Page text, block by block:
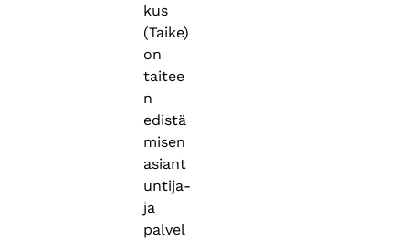
kus
(Taike)
on
taitee
n
edistä
misen
asiant
untija-
ja
palvel